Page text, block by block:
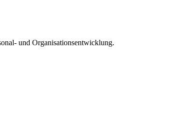
und Organisationsentwicklung.